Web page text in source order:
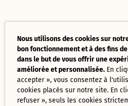
Nous utilisons des cookies sur
bon fonctionnement et à des fins
dans le but de vous offrir une
améliorée et personnalisée. En
accepter », vous consentez à
cookies placés sur notre site. En
refuser », seuls les cookies